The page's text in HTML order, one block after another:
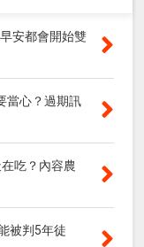
安都會開始雙
當心？過期訊
吃？內容農
被判5年徒